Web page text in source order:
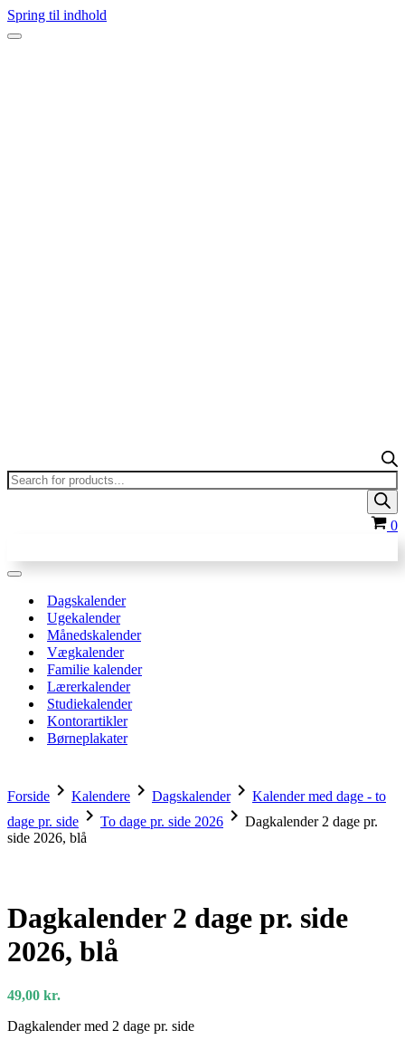
Spring til indhold
Navigation
Products
search
0
Navigation
Dagskalender
Ugekalender
Månedskalender
Vægkalender
Familie kalender
Lærerkalender
Studiekalender
Kontorartikler
Børneplakater
Forside chevron_right Kalendere chevron_right Dagskalenderchevron_right Kalender med dage - to
dage pr. side chevron_right To dage pr. side 2026 chevron_right Dagkalender 2 dage pr.
side 2026, blå
Dagkalender 2 dage pr. side
2026, blå
49,00 kr.
Dagkalender med 2 dage pr. side